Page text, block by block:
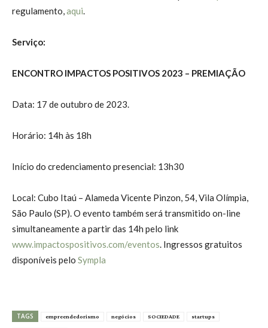
regulamento, aqui
Serviço:
ENCONTRO IMPACTOS POSITIVOS 2023 – PREMIAÇÃO
Data: 17 de outubro de 2023.
Horário: 14h às 18h
Início do credenciamento presencial: 13h30
Local: Cubo Itaú – Alameda Vicente Pinzon, 54, Vila Olímpia,
São Paulo (SP). O evento também será transmitido on-line
simultaneamente a partir das 14h pelo link
www.impactospositivos.com/eventos . Ingressos gratuitos
disponíveis pelo Sympla
TAGS empreendedorismo negócios SOCIEDADE startups